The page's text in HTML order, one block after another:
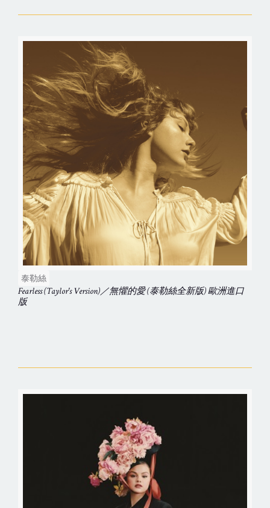
泰勒絲
Fearless (Taylor's Version)／無懼的愛 (泰勒絲全新版) 歐洲進口
版